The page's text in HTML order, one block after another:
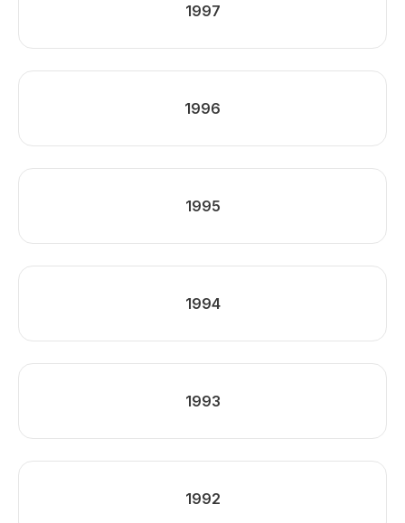
1997
1996
1995
1994
1993
1992